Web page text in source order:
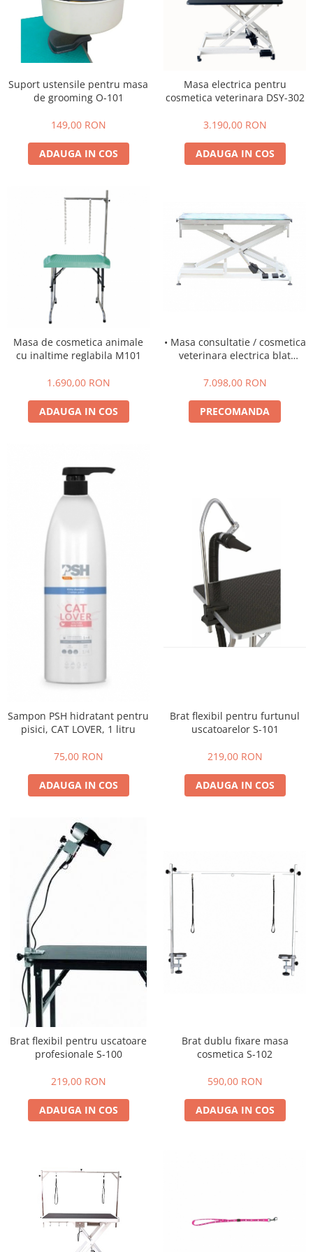
Aparatură tratament
Accesorii tratament
Aspiratoare chirurgicale
Genți ambulanță
Stomatologie
Echipamente de diagnostic
Incubatoare animale
Lămpi chirurgicale
Lămpi de examinare
Lămpi bactericide
Lămpi frontale
Stomatologie veterinara
Tratamente grooming / măști
Igienă animale
Accesorii cosmetice
PSH HEALTH CARE
Pachete cosmetica veterinara
Costume, accesorii / produse
îngrijire cosmeticieni
Igienă dentară
Sterilizatoare UV
Suport ustensile pentru masa
de grooming O-101
149,00 RON
ADAUGA IN COS
Masa electrica pentru
cosmetica veterinara DSY-302
3.190,00 RON
ADAUGA IN COS
Masa de cosmetica animale
cu inaltime reglabila M101
1.690,00 RON
ADAUGA IN COS
• Masa consultatie / cosmetica
veterinara electrica blat
7.098,00 RON
PRECOMANDA
Sampon PSH hidratant pentru
pisici, CAT LOVER, 1 litru
75,00 RON
ADAUGA IN COS
Brat flexibil pentru furtunul
uscatoarelor S-101
219,00 RON
ADAUGA IN COS
Brat flexibil pentru uscatoare
profesionale S-100
219,00 RON
ADAUGA IN COS
Brat dublu fixare masa
cosmetica S-102
590,00 RON
ADAUGA IN COS